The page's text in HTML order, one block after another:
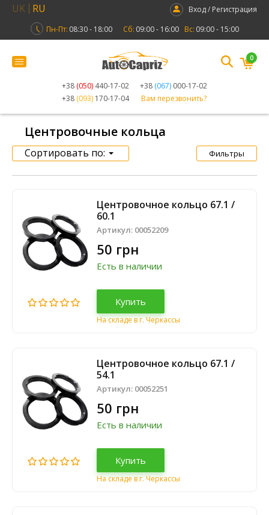
UK RU
Вход / Регистрация
Пн-Пт: 08:30 - 18:00 Сб: 09:00 - 16:00 Вс: 09:00 - 15:00
+38 (050) 440-17-02 +38 (067) 000-17-02
+38 (093) 170-17-04 Вам перезвонить?
0
Центровочные кольца
Сортировать по: Фильтры
Центровочное кольцо 67.1 /
60.1
Артикул: 00052209
50 грн
Есть в наличии
Купить
На складе в г. Черкассы
Центровочное кольцо 67.1 /
54.1
Артикул: 00052251
50 грн
Есть в наличии
Купить
На складе в г. Черкассы